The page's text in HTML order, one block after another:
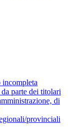
incompleta
parte dei titolari
di
provinciali